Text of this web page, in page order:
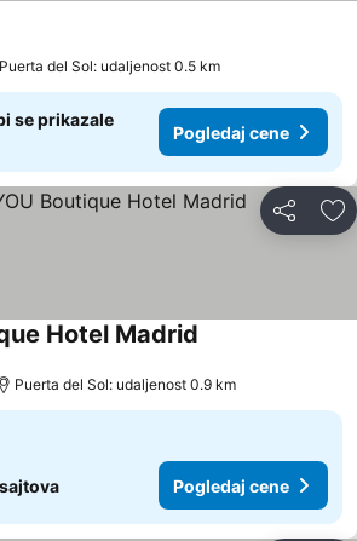
cene
Puerta del Sol: udaljenost 0.5 km
se prikazale
Pogledaj cene
Deli
Hotel Madrid
Puerta del Sol: udaljenost 0.9 km
Pogledaj cene